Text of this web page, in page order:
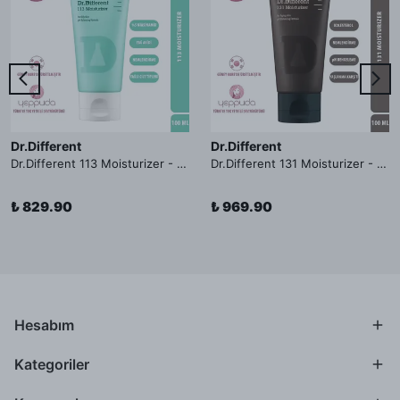
Dr.Different
Dr.Different 113 Moisturizer - Yağlı ve Hassas Cilt Tipleri İçin Yağ Asidi İçerikli Nemlendirici Krem
₺ 829.90
Dr.Different
Dr.Different 131 Moisturizer - Yaşlanma ve Kırışıklık Karşıtı Kolesterol İçerikli Nemlendirici Krem
₺ 969.90
Hesabım
Kategoriler